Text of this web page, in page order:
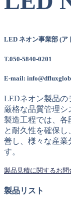
LED ネオン事業部 (ア
T.050-5840-0201
E-mail:
LEDネオン製品の
厳格な品質管理シ
製造工程では、各
と耐久性を確保
善し、様々な産業
す。
製品見積に関するお問
製品リスト